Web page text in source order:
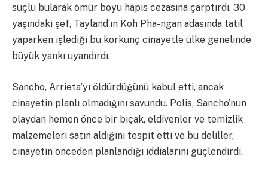
suçlu bularak ömür boyu hapis cezasına çarptırdı. 30
yaşındaki şef, Tayland’ın Koh Pha-ngan adasında tatil
yaparken işlediği bu korkunç cinayetle ülke genelinde
büyük yankı uyandırdı.
Sancho, Arrieta’yı öldürdüğünü kabul etti, ancak
cinayetin planlı olmadığını savundu. Polis, Sancho’nun
olaydan hemen önce bir bıçak, eldivenler ve temizlik
malzemeleri satın aldığını tespit etti ve bu deliller,
cinayetin önceden planlandığı iddialarını güçlendirdi.